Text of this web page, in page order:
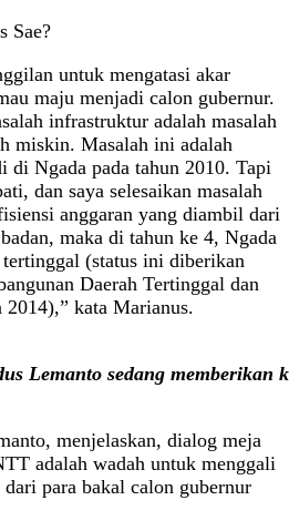
Sae?
untuk mengatasi akar
maju menjadi calon gubernur.
infrastruktur adalah masalah
miskin. Masalah ini adalah
di Ngada pada tahun 2010. Tapi
dan saya selesaikan masalah
anggaran yang diambil dari
maka di tahun ke 4, Ngada
(status ini diberikan
Daerah Tertinggal dan
2014),” kata Marianus.
Lemanto sedang memberikan
menjelaskan, dialog meja
adalah wadah untuk menggali
para bakal calon gubernur